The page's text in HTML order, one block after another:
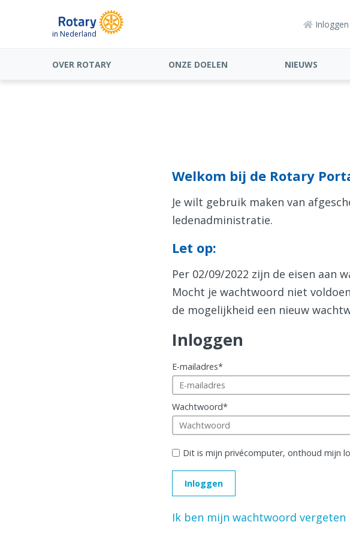
in Nederland
OVER ROTARY ONZE DOELEN NIEUWS
Welkom bij de Rotary
Je wilt gebruik maken van
ledenadministratie.
Let op:
Per 02/09/2022 zijn de eisen aan
Mocht je wachtwoord niet
de mogelijkheid een nieuw
Inloggen
E-mailadres*
Wachtwoord*
Dit is mijn privécomputer, onthoud mijn
Ik ben mijn wachtwoord vergeten